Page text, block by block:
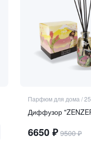
Парфюм для дома /
Диффузор
6650 ₽ 9500₽